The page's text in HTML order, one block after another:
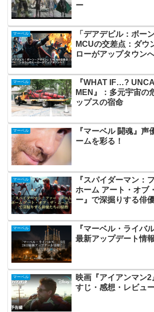
ー
マーベル
「デアデビル：ボー
MCUの交差点：ダウ
ローがアップタウン
マーベル
『WHAT IF…?
MEN』：多元宇宙の
ップスの宿命
マーベル
『マーベル 闘魂』声
ームを彩る！
マーベル
『スパイダーマン：
ホーム アート・オブ
ー』で深掘りする俳
マーベル
『マーベル・ライバ
最新アップデート情報
マーベル
映画『アイアンマン
すじ・感想・レビュ